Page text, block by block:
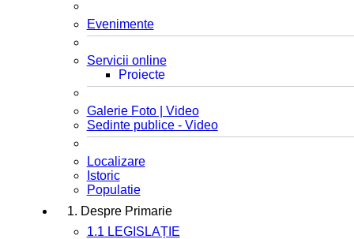
Evenimente
Servicii online
Proiecte
Galerie Foto | Video
Sedinte publice - Video
Localizare
Istoric
Populatie
1. Despre Primarie
1.1 LEGISLAȚIE